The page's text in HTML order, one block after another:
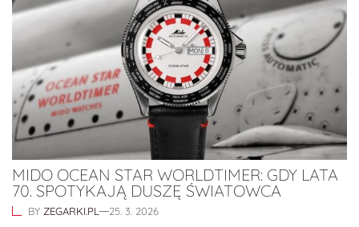
MIDO OCEAN STAR WORLDTIMER: GDY LATA
70. SPOTYKAJĄ DUSZĘ ŚWIATOWCA
BY ZEGARKI.PL 25. 3. 2026